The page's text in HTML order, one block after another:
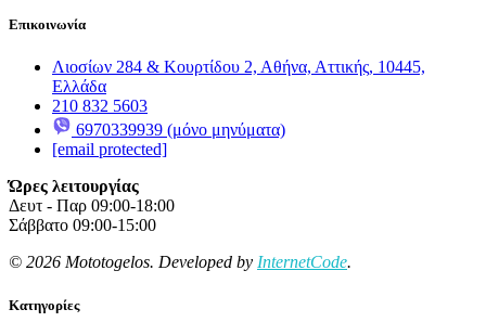
Επικοινωνία
Λιοσίων 284 & Κουρτίδου 2, Αθήνα, Αττικής, 10445,
Ελλάδα
210 832 5603
6970339939 (μόνο μηνύματα)
[email protected]
Ώρες λειτουργίας
Δευτ - Παρ 09:00-18:00
Σάββατο 09:00-15:00
© 2026 Mototogelos. Developed by InternetCode.
Κατηγορίες